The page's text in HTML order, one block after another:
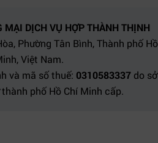
MẠI DỊCH VỤ HỢP THÀNH THỊNH
Phường Tân Bình, Thành phố Hồ
Việt Nam.
và mã số thuế: 0310583337 do sở
phố Hồ Chí Minh cấp.